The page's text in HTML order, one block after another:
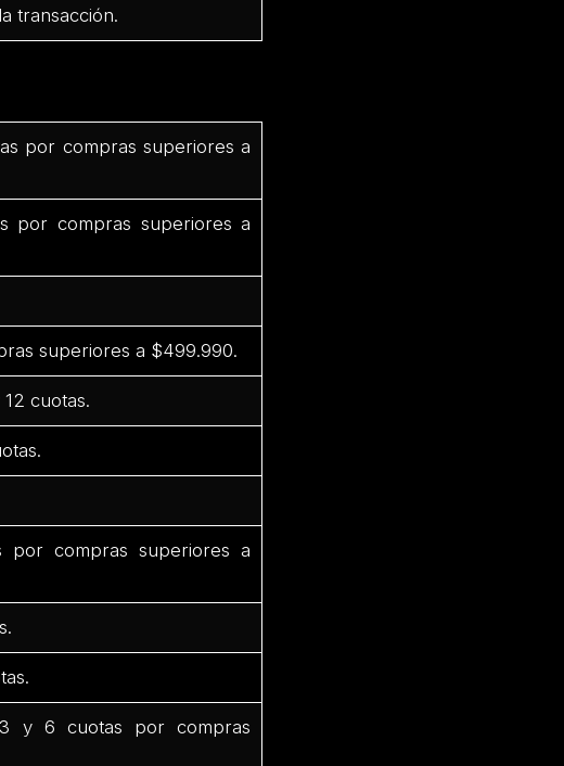
transacción.
por compras superiores a
por compras superiores a
superiores a $499.990.
cuotas.
compras superiores a
y 6 cuotas por compras